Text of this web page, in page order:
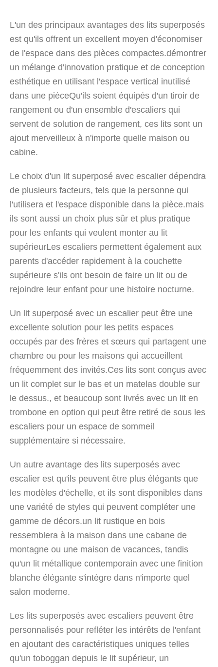
L'un des principaux avantages des lits superposés
est qu'ils offrent un excellent moyen d'économiser
de l'espace dans des pièces compactes.démontrer
un mélange d'innovation pratique et de conception
esthétique en utilisant l'espace vertical inutilisé
dans une pièceQu'ils soient équipés d'un tiroir de
rangement ou d'un ensemble d'escaliers qui
servent de solution de rangement, ces lits sont un
ajout merveilleux à n'importe quelle maison ou
cabine.
Le choix d'un lit superposé avec escalier dépendra
de plusieurs facteurs, tels que la personne qui
l'utilisera et l'espace disponible dans la pièce.mais
ils sont aussi un choix plus sûr et plus pratique
pour les enfants qui veulent monter au lit
supérieurLes escaliers permettent également aux
parents d'accéder rapidement à la couchette
supérieure s'ils ont besoin de faire un lit ou de
rejoindre leur enfant pour une histoire nocturne.
Un lit superposé avec un escalier peut être une
excellente solution pour les petits espaces
occupés par des frères et sœurs qui partagent une
chambre ou pour les maisons qui accueillent
fréquemment des invités.Ces lits sont conçus avec
un lit complet sur le bas et un matelas double sur
le dessus., et beaucoup sont livrés avec un lit en
trombone en option qui peut être retiré de sous les
escaliers pour un espace de sommeil
supplémentaire si nécessaire.
Un autre avantage des lits superposés avec
escalier est qu'ils peuvent être plus élégants que
les modèles d'échelle, et ils sont disponibles dans
une variété de styles qui peuvent compléter une
gamme de décors.un lit rustique en bois
ressemblera à la maison dans une cabane de
montagne ou une maison de vacances, tandis
qu'un lit métallique contemporain avec une finition
blanche élégante s'intègre dans n'importe quel
salon moderne.
Les lits superposés avec escaliers peuvent être
personnalisés pour refléter les intérêts de l'enfant
en ajoutant des caractéristiques uniques telles
qu'un toboggan depuis le lit supérieur, un